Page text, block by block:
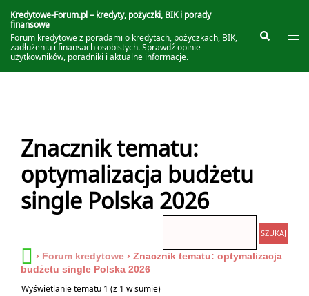
do
treści
Kredytowe-Forum.pl – kredyty, pożyczki, BIK i porady
finansowe
Forum kredytowe z poradami o kredytach, pożyczkach, BIK,
zadłużeniu i finansach osobistych. Sprawdź opinie
użytkowników, poradniki i aktualne informacje.
Szukaj
Znacznik tematu:
optymalizacja budżetu
single Polska 2026
› Forum kredytowe › Znacznik tematu: optymalizacja
budżetu single Polska 2026
Wyświetlanie tematu 1 (z 1 w sumie)